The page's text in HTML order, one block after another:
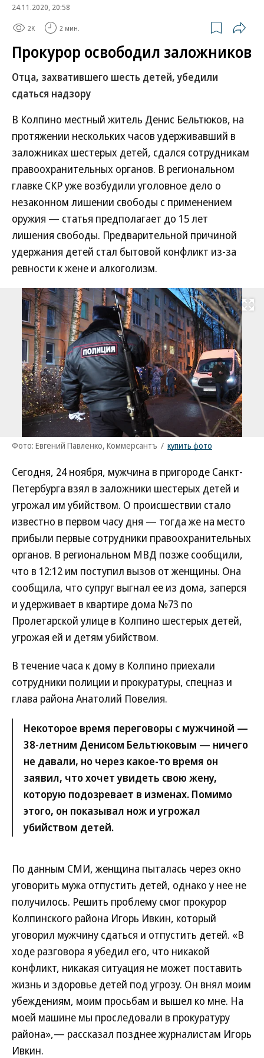
24.11.2020, 20:58
2K 2 мин.
Прокурор освободил заложников
Отца, захватившего шесть детей, убедили
сдаться надзору
В Колпино местный житель Денис Бельтюков, на
протяжении нескольких часов удерживавший в
заложниках шестерых детей, сдался сотрудникам
правоохранительных органов. В региональном
главке СКР уже возбудили уголовное дело о
незаконном лишении свободы с применением
оружия — статья предполагает до 15 лет
лишения свободы. Предварительной причиной
удержания детей стал бытовой конфликт из-за
ревности к жене и алкоголизм.
Развернуть
Фото: Евгений Павленко, Коммерсантъ / купить фото
Сегодня, 24 ноября, мужчина в пригороде Санкт-
Петербурга взял в заложники шестерых детей и
угрожал им убийством. О происшествии стало
известно в первом часу дня — тогда же на место
прибыли первые сотрудники правоохранительных
органов. В региональном МВД позже сообщили,
что в 12:12 им поступил вызов от женщины. Она
сообщила, что супруг выгнал ее из дома, заперся
и удерживает в квартире дома №73 по
Пролетарской улице в Колпино шестерых детей,
угрожая ей и детям убийством.
В течение часа к дому в Колпино приехали
сотрудники полиции и прокуратуры, спецназ и
глава района Анатолий Повелия.
Некоторое время переговоры с мужчиной —
38-летним Денисом Бельтюковым — ничего
не давали, но через какое-то время он
заявил, что хочет увидеть свою жену,
которую подозревает в изменах. Помимо
этого, он показывал нож и угрожал
убийством детей.
По данным СМИ, женщина пыталась через окно
уговорить мужа отпустить детей, однако у нее не
получилось. Решить проблему смог прокурор
Колпинского района Игорь Ивкин, который
уговорил мужчину сдаться и отпустить детей. «В
ходе разговора я убедил его, что никакой
конфликт, никакая ситуация не может поставить
жизнь и здоровье детей под угрозу. Он внял моим
убеждениям, моим просьбам и вышел ко мне. На
моей машине мы проследовали в прокуратуру
района»,— рассказал позднее журналистам Игорь
Ивкин.